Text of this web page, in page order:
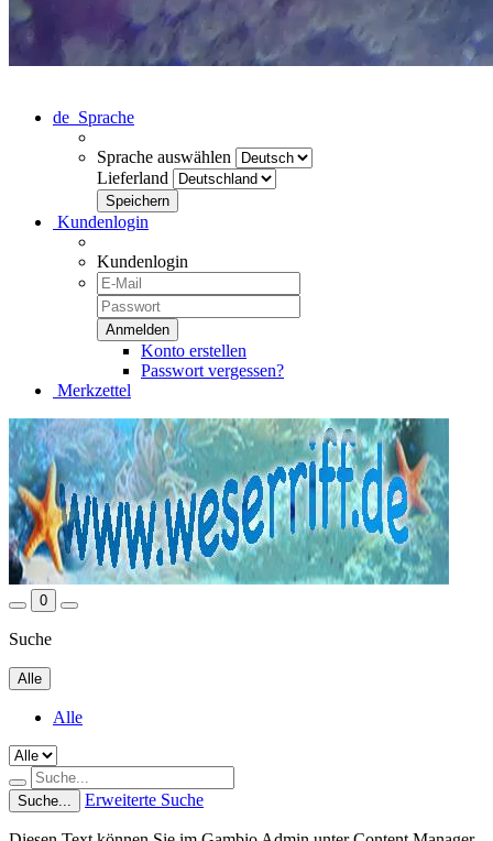
de Sprache
Sprache auswählen
Lieferland
Kundenlogin
Kundenlogin
Konto erstellen
Passwort vergessen?
Merkzettel
0
Suche
Alle
Alle
Suche... Erweiterte Suche